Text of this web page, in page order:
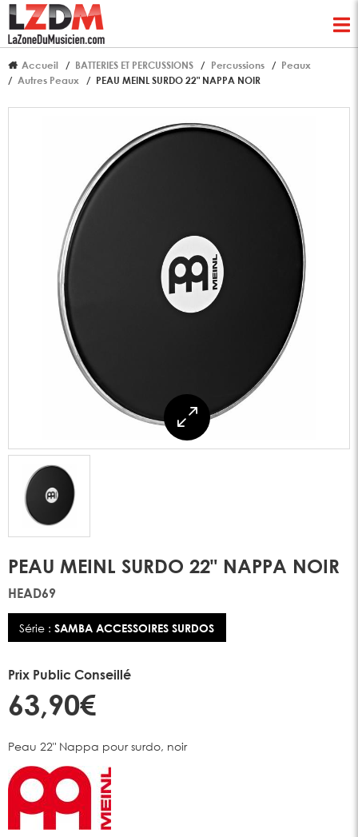
Accueil BATTERIES ET PERCUSSIONS Percussions
Peaux
Autres Peaux
PEAU MEINL SURDO 22" NAPPA NOIR
PEAU MEINL SURDO 22" NAPPA NOIR
HEAD69
Série :SAMBA ACCESSOIRES SURDOS
Prix Public Conseillé
63,90€
Peau 22" Nappa pour surdo, noir